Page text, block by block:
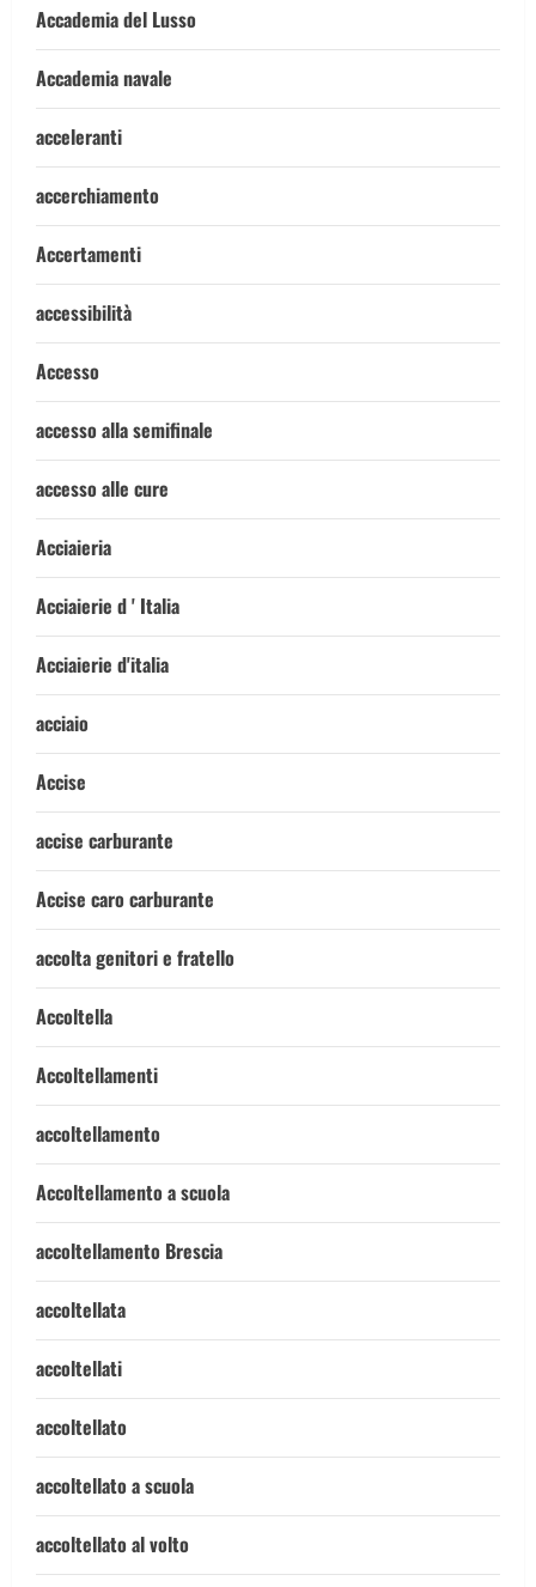
Accademia del Lusso
Accademia navale
acceleranti
accerchiamento
Accertamenti
accessibilità
Accesso
accesso alla semifinale
accesso alle cure
Acciaieria
Acciaierie d ' Italia
Acciaierie d'italia
acciaio
Accise
accise carburante
Accise caro carburante
accolta genitori e fratello
Accoltella
Accoltellamenti
accoltellamento
Accoltellamento a scuola
accoltellamento Brescia
accoltellata
accoltellati
accoltellato
accoltellato a scuola
accoltellato al volto